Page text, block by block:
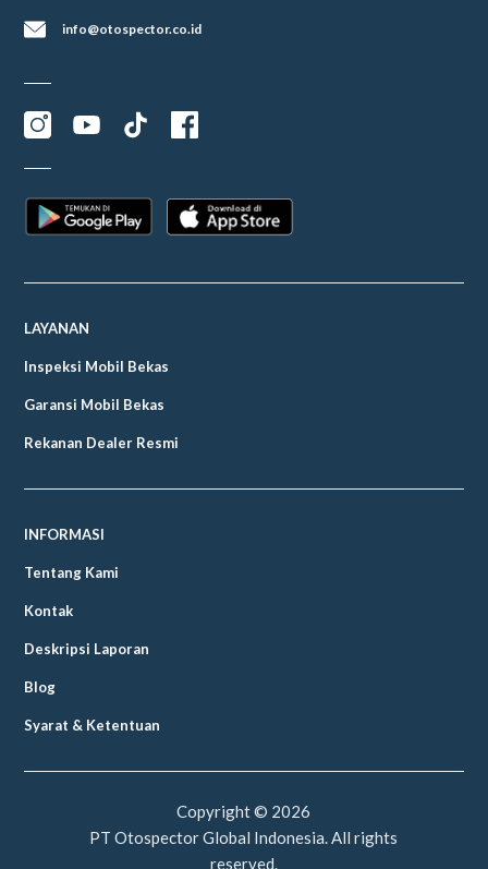
info@otospector.co.id
LAYANAN
Inspeksi Mobil Bekas
Garansi Mobil Bekas
Rekanan Dealer Resmi
INFORMASI
Tentang Kami
Kontak
Deskripsi Laporan
Blog
Syarat & Ketentuan
Copyright © 2026
PT Otospector Global Indonesia. All rights
reserved.